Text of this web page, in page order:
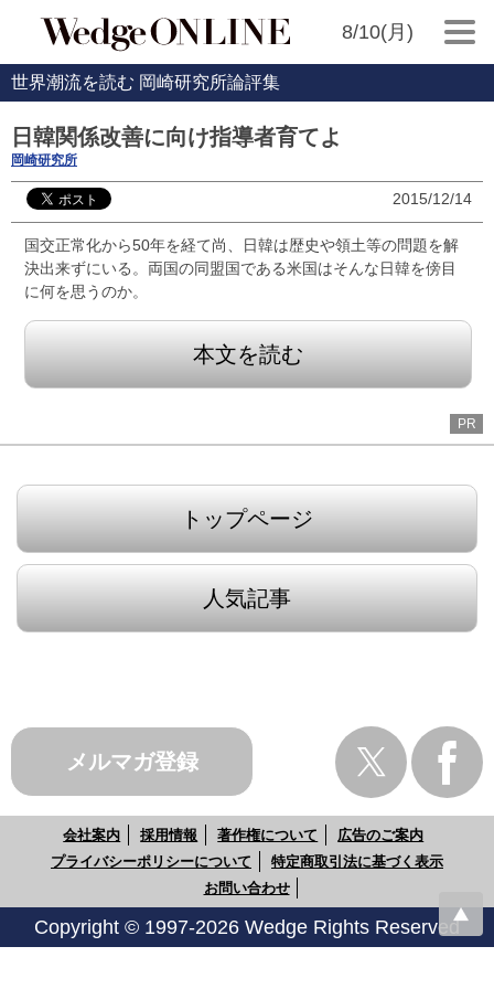
8/10(月)
世界潮流を読む 岡崎研究所論評集
日韓関係改善に向け指導者育てよ
岡崎研究所
2015/12/14
国交正常化から50年を経て尚、日韓は歴史や領土等の問題を解
決出来ずにいる。両国の同盟国である米国はそんな日韓を傍目
に何を思うのか。
本文を読む
PR
トップページ
人気記事
メルマガ登録
会社案内 採用情報 著作権について
広告のご案内
プライバシーポリシーについて
特定商取引法に基づく表示
お問い合わせ
Copyright © 1997-2026 Wedge Rights Reserved